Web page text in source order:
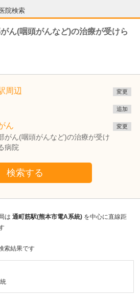
院検索
ん(咽頭がんなど)の治療が受けら
周辺 変更
追加
ん
がん(咽頭がんなど)の治療が受け
病院
変更
検索する
は 通町筋駅(熊本市電A系統) を中心に直線距
索結果です